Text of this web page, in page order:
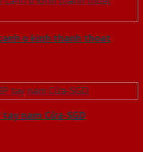
o kinh thanh thoat
tay nam Cửa-SGD